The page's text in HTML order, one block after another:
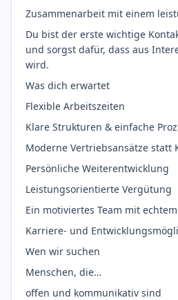
Zusammenarbeit mit einem
Du bist der erste wichtige
und sorgst dafür, dass aus
wird.
Was dich erwartet
Flexible Arbeitszeiten
Klare Strukturen & einfache
Moderne Vertriebsansätze statt
Persönliche Weiterentwicklung
Leistungsorientierte Vergütung
Ein motiviertes Team mit
Karriere- und
Wen wir suchen
Menschen, die…
offen und kommunikativ sind